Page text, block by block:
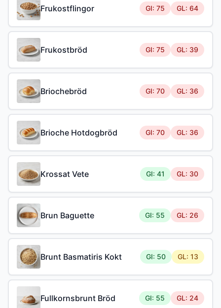
Frukostflingor GI: 75 GL: 64
Frukostbröd GI: 75 GL: 39
Briochebröd GI: 70 GL: 36
Brioche Hotdogbröd GI: 70 GL: 36
Krossat Vete GI: 41 GL: 30
Brun Baguette GI: 55 GL: 26
Brunt Basmatiris Kokt GI: 50 GL: 13
Fullkornsbrunt Bröd GI: 55 GL: 24